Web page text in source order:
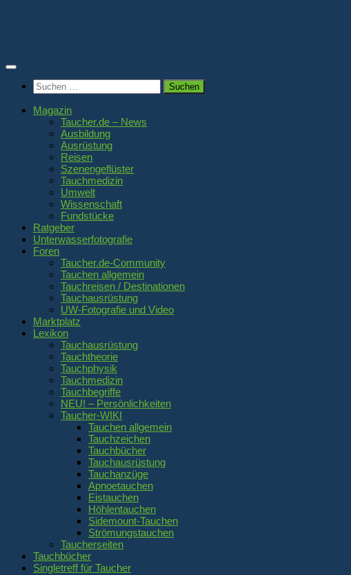
Suchen
nach:
Magazin
Taucher.de – News
Ausbildung
Ausrüstung
Reisen
Szenengeflüster
Tauchmedizin
Umwelt
Wissenschaft
Fundstücke
Ratgeber
Unterwasserfotografie
Foren
Taucher.de-Community
Tauchen allgemein
Tauchreisen / Destinationen
Tauchausrüstung
UW-Fotografie und Video
Marktplatz
Lexikon
Tauchausrüstung
Tauchtheorie
Tauchphysik
Tauchmedizin
Tauchbegriffe
NEU! – Persönlichkeiten
Taucher-WIKI
Tauchen allgemein
Tauchzeichen
Tauchbücher
Tauchausrüstung
Tauchanzüge
Apnoetauchen
Eistauchen
Höhlentauchen
Sidemount-Tauchen
Strömungstauchen
Taucherseiten
Tauchbücher
Singletreff für Taucher